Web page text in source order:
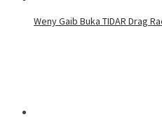
Weny Gaib Buka TIDAR Drag